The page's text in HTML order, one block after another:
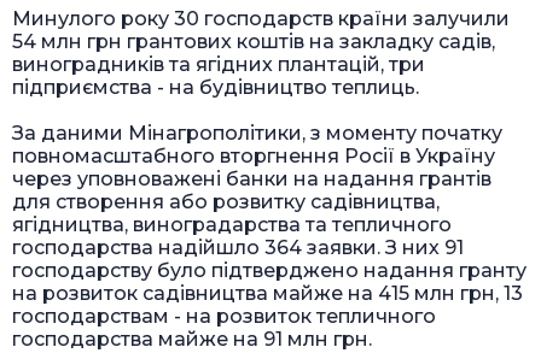
Минулого року 30 господарств країни залучили
54 млн грн грантових коштів на закладку садів,
виноградників та ягідних плантацій, три
підприємства - на будівництво теплиць.
За даними Мінагрополітики, з моменту початку
повномасштабного вторгнення Росії в Україну
через уповноважені банки на надання грантів
для створення або розвитку садівництва,
ягідництва, виноградарства та тепличного
господарства надійшло 364 заявки. З них 91
господарству було підтверджено надання гранту
на розвиток садівництва майже на 415 млн грн, 13
господарствам - на розвиток тепличного
господарства майже на 91 млн грн.